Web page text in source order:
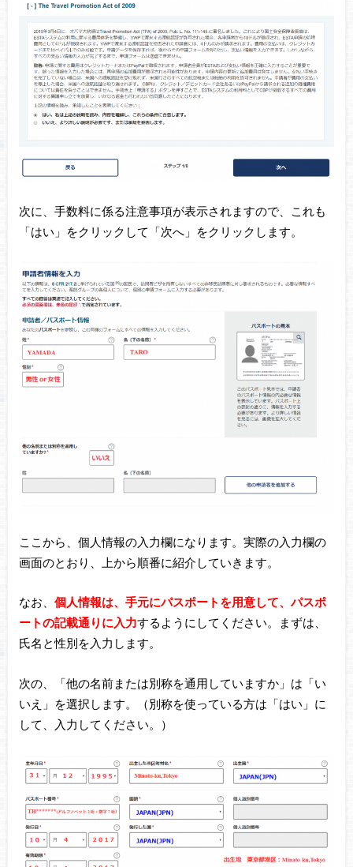
次に、手数料に係る注意事項が表示されますので、これも
「はい」をクリックして「次へ」をクリックします。
ここから、個人情報の入力欄になります。実際の入力欄の
画面のとおり、上から順番に紹介していきます。
なお、 個人情報は、手元にパスポートを用意して、パスポ
ートの記載通りに入力するようにしてください。まずは、
氏名と性別を入力します。
次の、「他の名前または別称を通用していますか」は「い
いえ」を選択します。（別称を使っている方は「はい」に
して、入力してください。）